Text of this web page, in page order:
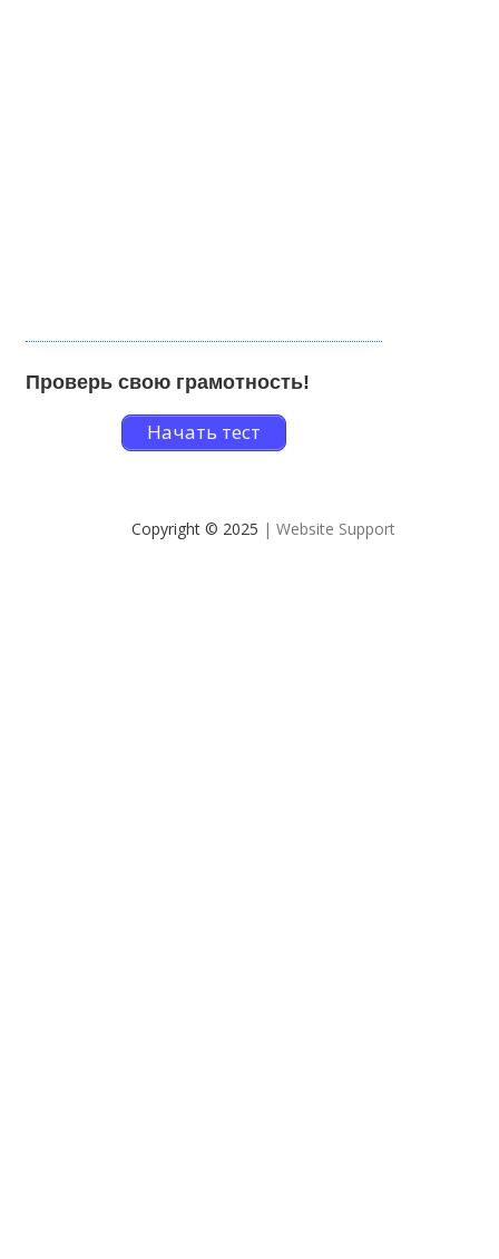
Проверь свою грамотность!
Начать тест
Copyright © 2025 | Website Support